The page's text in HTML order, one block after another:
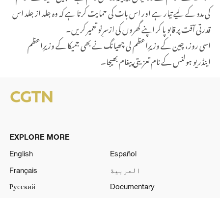
کی مدد کے لیے تیار ہے اور اس بات کی حمایت کرتا ہے کہ وہ جلد از جلد اس
قدرتی آفت پر قابو پا کر اپنے گھروں کی ازسرِنو تعمیر کریں۔
اسی روز، چین کے وزیرِاعظم لی چھیانگ نے بھی جمیکا کے وزیرِاعظم
اینڈریو ہولنس کے نام تعزیتی پیغام بھیجا۔
EXPLORE MORE
English
Español
Français
العربية
Русский
Documentary